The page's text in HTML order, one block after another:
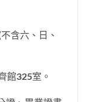
含六、日、
館325室。